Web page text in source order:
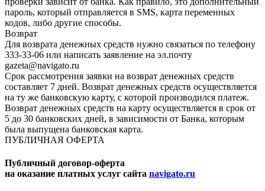
пароль, который отправляется в SMS, карта переменных
кодов, либо другие способы.
Возврат
Для возврата денежных средств нужно связаться по телефону
333-33-06 или написать заявление на эл.почту
gazeta@navigato.ru
Срок рассмотрения заявки на возврат денежных средств
составляет 7 дней. Возврат денежных средств осуществляется
на ту же банковскую карту, с которой производился платеж.
Возврат денежных средств на карту осуществляется в срок от
5 до 30 банковских дней, в зависимости от Банка, которым
была выпущена банковская карта.
ПУБЛИЧНАЯ ОФЕРТА
Публичный договор-оферта
на оказание платных услуг сайта navigato.ru